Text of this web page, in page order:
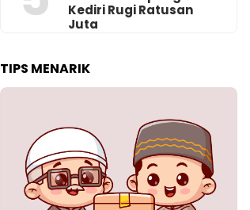
Kediri Rugi Ratusan
Juta
TIPS MENARIK